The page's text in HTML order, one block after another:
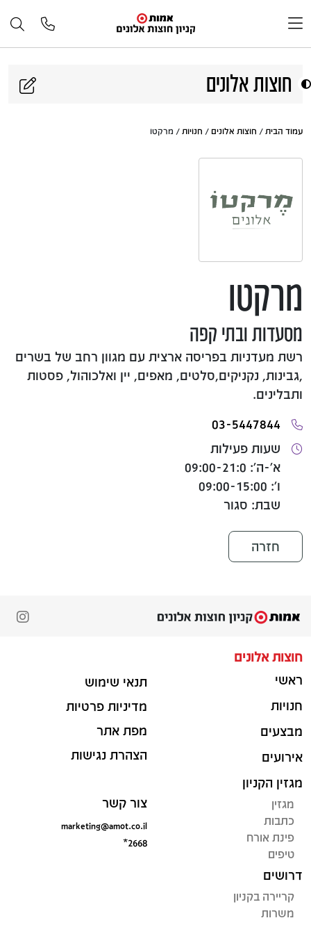
חוצות אלונים
עמוד הבית / חוצות אלונים / חנויות / מרקטו
מרקטו
מסעדות ובתי קפה
רשת מעדניות בפריסה ארצית עם מגוון רחב של בשרים
,גבינות, נקניקים,סלטים, מאפים, יין ואלכוהול, פסטות
ותבלינים.
03-5447844
שעות פעילות
א'-ה': 09:00-21:0
ו': 09:00-15:00
שבת: סגור
חזרה
חוצות אלונים
ראשי
חנויות
מבצעים
אירועים
מגזין הקניון
מגזין
כתבות
פינת אורח
טיפים
דרושים
קריירה בקניון
משרות
תנאי שימוש
מדיניות פרטיות
מפת אתר
הצהרת נגישות
צור קשר
marketing@amot.co.il
*2668